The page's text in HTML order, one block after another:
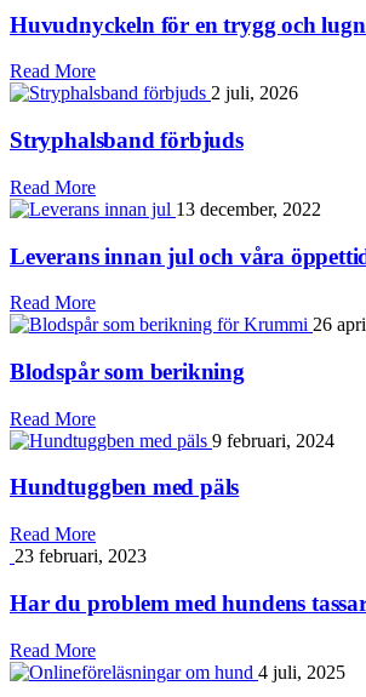
Huvudnyckeln för en trygg och
Read More
2 juli, 2026
Stryphalsband förbjuds
Read More
13 december, 2022
Leverans innan jul och våra
Read More
26
Blodspår som berikning
Read More
9 februari, 2024
Hundtuggben med päls
Read More
23 februari, 2023
Har du problem med hundens
Read More
4 juli, 2025